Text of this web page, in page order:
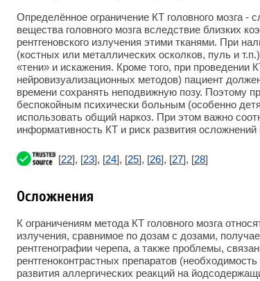
Определённое ограничение КТ головного мозга -
вещества головного мозга вследствие близких
рентгеновского излучения этими тканями. При
(костных или металлических осколков, пуль и
«тени» и искажения. Кроме того, при проведении
нейровизуализационных методов) пациент
времени сохранять неподвижную позу. Поэтому
беспокойным психически больным (особенно
использовать общий наркоз. При этом важно
информативность КТ и риск развития осложнений
[22], [23], [24], [25], [26], [27], [28]
Осложнения
К ограничениям метода КТ головного мозга
излучения, сравнимое по дозам с дозами,
рентгенографии черепа, а также проблемы,
рентгеноконтрастных препаратов
развития аллергических реакций на